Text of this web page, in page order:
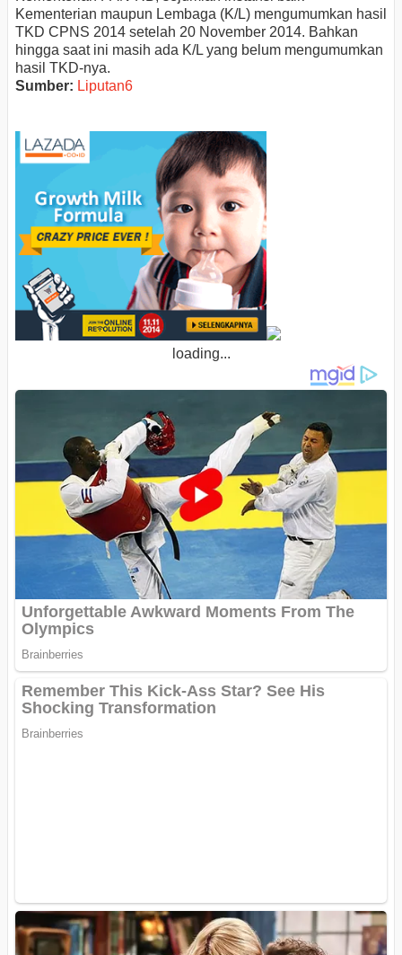
Kementerian maupun Lembaga (K/L) mengumumkan hasil
TKD CPNS 2014 setelah 20 November 2014. Bahkan
hingga saat ini masih ada K/L yang belum mengumumkan
hasil TKD-nya.
Sumber: Liputan6
loading...